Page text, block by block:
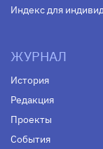
Индекс для
ЖУРНАЛ
История
Редакция
Проекты
События